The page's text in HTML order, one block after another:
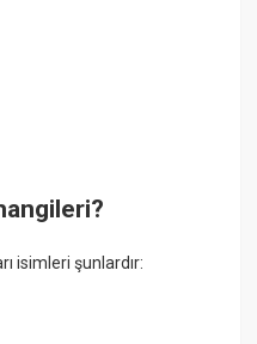
isimleri şunlardır: